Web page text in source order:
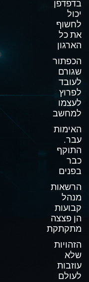
בדפדפן
יכול
לחשוף
את כל
הארגון
הכפתור
שגורם
לעובד
לפרוץ
לעצמו
למחשב
האימות
עבר.
התוקף
כבר
בפנים
הרשאות
מנהל
קבועות
הן פצצה
מתקתקת
הזהויות
שלא
עוזבות
לעולם